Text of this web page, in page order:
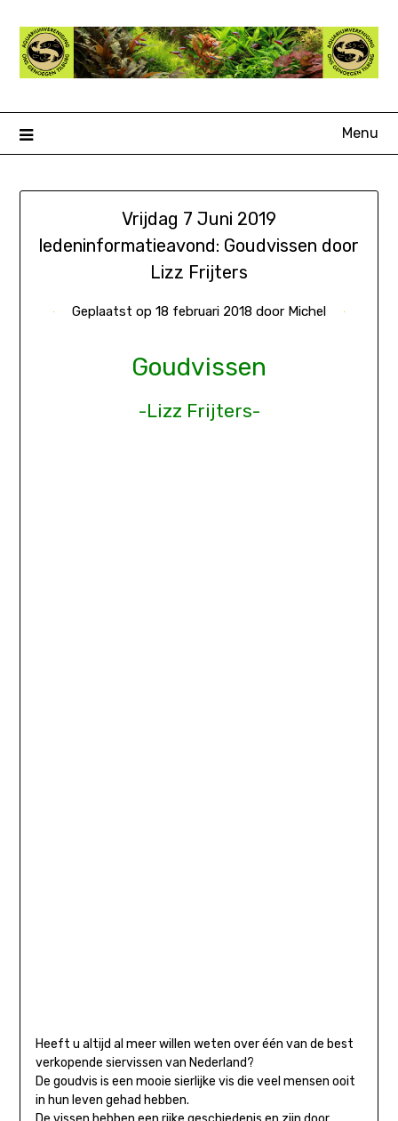
naar
inhoud
Menu
Vrijdag 7 Juni 2019
ledeninformatieavond: Goudvissen door
Lizz Frijters
Geplaatst op 18 februari 2018 door Michel
Goudvissen
-Lizz Frijters-
Heeft u altijd al meer willen weten over één van de best
verkopende siervissen van Nederland?
De goudvis is een mooie sierlijke vis die veel mensen ooit
in hun leven gehad hebben.